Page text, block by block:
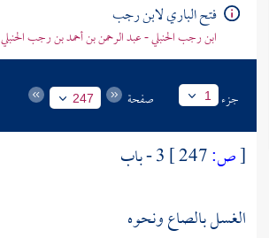
فتح الباري لابن رجب
ابن رجب الحنبلي - عبد الرحمن بن أحمد بن رجب الحنبلي
جزء 1 صفحة 247
[ص:
3 - باب
الغسل بالصاع ونحوه